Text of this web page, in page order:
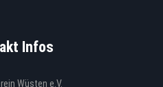
Infos
Wüsten e.V.